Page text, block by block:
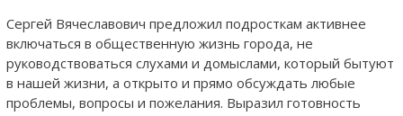
Сергей Вячеславович предложил подросткам активнее
включаться в общественную жизнь города, не
руководствоваться слухами и домыслами, который бытуют
в нашей жизни, а открыто и прямо обсуждать любые
проблемы, вопросы и пожелания. Выразил готовность